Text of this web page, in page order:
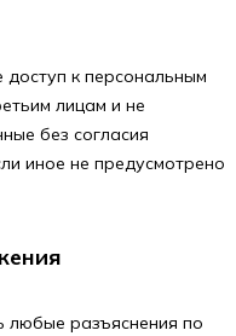
к персональным
лицам и не
без согласия
иное не предусмотрено
любые разъяснения по